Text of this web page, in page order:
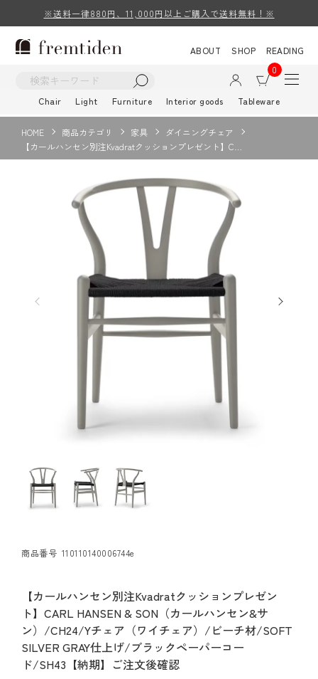
※送料一律880円、11,000円以上ご購入で送料無料！※
ABOUT SHOP
READING
0
Chair Light Furniture Interior goods Tableware
HOME 商品カテゴリ 家具
ダイニングチェア
【カールハンセン別注Kvadratクッションプレゼント】C…
商品番号 110110140006744e
【カールハンセン別注Kvadratクッションプレゼン
ト】CARL HANSEN & SON（カールハンセン&サ
ン）/CH24/Yチェア（ワイチェア）/ビーチ材/SOFT
SILVER GRAY仕上げ/ブラックペーパーコー
ド/SH43【納期】ご注文後確認